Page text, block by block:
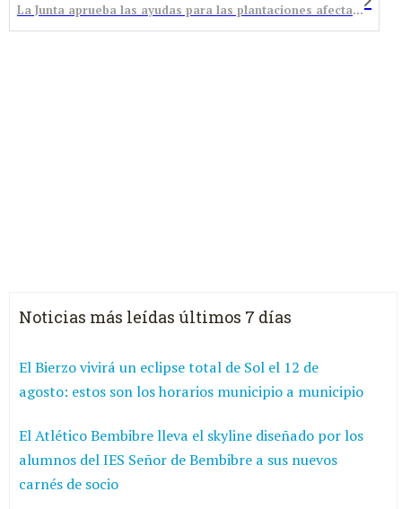
La Junta aprueba las ayudas para las plantaciones afectadas por el fuego bacteriano
Noticias más leídas últimos 7 días
El Bierzo vivirá un eclipse total de Sol el 12 de
agosto: estos son los horarios municipio a municipio
El Atlético Bembibre lleva el skyline diseñado por los
alumnos del IES Señor de Bembibre a sus nuevos
carnés de socio